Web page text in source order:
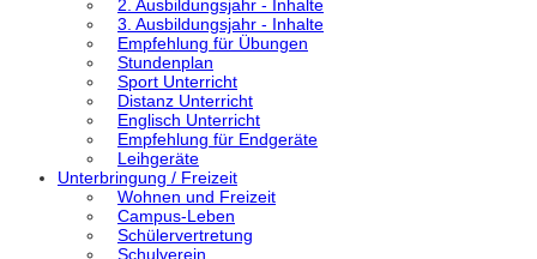
2. Ausbildungsjahr - Inhalte
3. Ausbildungsjahr - Inhalte
Empfehlung für Übungen
Stundenplan
Sport Unterricht
Distanz Unterricht
Englisch Unterricht
Empfehlung für Endgeräte
Leihgeräte
Unterbringung / Freizeit
Wohnen und Freizeit
Campus-Leben
Schülervertretung
Schulverein